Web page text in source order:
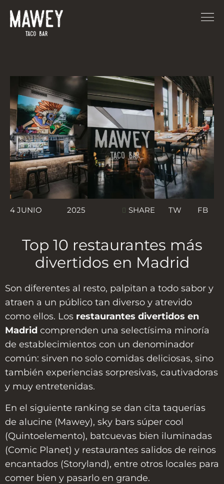
4 JUNIO 2025 SHARE TW FB
Top 10 restaurantes más
divertidos en Madrid
Son diferentes al resto, palpitan a todo sabor y
atraen a un público tan diverso y atrevido
como ellos. Los restaurantes divertidos en
Madrid comprenden una selectísima minoría
de establecimientos con un denominador
común: sirven no solo comidas deliciosas, sino
también experiencias sorpresivas, cautivadoras
y muy entretenidas.
En el siguiente ranking se dan cita taquerías
de alucine (Mawey), sky bars súper cool
(Quintoelemento), batcuevas bien iluminadas
(Comic Planet) y restaurantes salidos de reinos
encantados (Storyland), entre otros locales para
comer bien y pasarlo en grande.